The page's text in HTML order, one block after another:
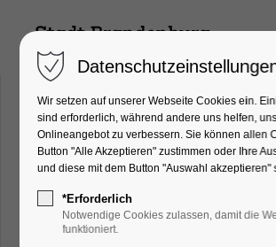
Sonderausstellung
Weg"
Ausstellung, Kinder, Jugend,
Mitmach-Aktion
Wir setzen auf unserer Webseite Cookies ein.
sind erforderlich, während andere uns helfen,
Onlineangebot zu verbessern. Sie können allen
Button "Alle Akzeptieren" zustimmen oder Ihre
und diese mit dem Button "Auswahl akzeptieren"
*Erforderlich
Notwendige Cookies zulassen, damit die
funktioniert.